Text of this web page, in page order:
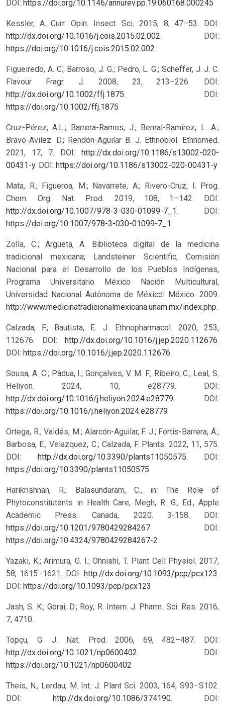
DOI: https://doi.org/10.1146/annurev.pp.19.060168.000245
Kessler, A. Curr. Opin. Insect. Sci. 2015, 8, 47–53. DOI:
http://dx.doi.org/10.1016/j.cois.2015.02.002. DOI:
https://doi.org/10.1016/j.cois.2015.02.002
Figueiredo, A. C.; Barroso, J. G.; Pedro, L. G.; Scheffer, J. J. C.
Flavour Fragr. J. 2008, 23, 213–226. DOI:
http://dx.doi.org/10.1002/ffj.1875. DOI:
https://doi.org/10.1002/ffj.1875
Cruz-Pérez, A.L.; Barrera-Ramos, J.; Bernal-Ramírez, L. A.;
Bravo-Avilez. D.; Rendón-Aguilar B. J. Ethnobiol. Ethnomed.
2021, 17, 7. DOI: http://dx.doi.org/10.1186/s13002-020-
00431-y. DOI: https://doi.org/10.1186/s13002-020-00431-y
Mata, R.; Figueroa, M.; Navarrete, A.; Rivero-Cruz, I. Prog.
Chem. Org. Nat. Prod. 2019, 108, 1–142. DOI:
http://dx.doi.org/10.1007/978-3-030-01099-7_1. DOI:
https://doi.org/10.1007/978-3-030-01099-7_1
Zolla, C.; Argueta, A. Biblioteca digital de la medicina
tradicional mexicana; Landsteiner Scientific, Comisión
Nacional para el Desarrollo de los Pueblos Indígenas,
Programa Universitario México Nación Multicultural,
Universidad Nacional Autónoma de México: México. 2009.
http://www.medicinatradicionalmexicana.unam.mx/index.php.
Calzada, F.; Bautista, E. J. Ethnopharmacol. 2020, 253,
112676. DOI: http://dx.doi.org/10.1016/j.jep.2020.112676.
DOI: https://doi.org/10.1016/j.jep.2020.112676
Sousa, A. C.; Pádua, I.; Gonçalves, V. M. F.; Ribeiro, C.; Leal, S.
Heliyon. 2024, 10, e28779. DOI:
http://dx.doi.org/10.1016/j.heliyon.2024.e28779. DOI:
https://doi.org/10.1016/j.heliyon.2024.e28779
Ortega, R.; Valdés, M.; Alarcón-Aguilar, F. J.; Fortis-Barrera, Á.;
Barbosa, E.; Velazquez, C.; Calzada, F. Plants. 2022, 11, 575.
DOI: http://dx.doi.org/10.3390/plants11050575. DOI:
https://doi.org/10.3390/plants11050575
Harikrishnan, R.; Balasundaram, C., in: The Role of
Phytoconstitutents in Health Care, Megh, R. G., Ed., Apple
Academic Press: Canada, 2020. 3-158. DOI:
https://doi.org/10.1201/9780429284267. DOI:
https://doi.org/10.4324/9780429284267-2
Yazaki, K.; Arimura, G. I.; Ohnishi, T. Plant Cell Physiol. 2017,
58, 1615–1621. DOI: http://dx.doi.org/10.1093/pcp/pcx123.
DOI: https://doi.org/10.1093/pcp/pcx123
Jash, S. K.; Gorai, D.; Roy, R. Intern. J. Pharm. Sci. Res. 2016,
7, 4710.
Topçu, G. J. Nat. Prod. 2006, 69, 482–487. DOI:
http://dx.doi.org/10.1021/np0600402. DOI:
https://doi.org/10.1021/np0600402
Theis, N.; Lerdau, M. Int. J. Plant Sci. 2003, 164, S93–S102.
DOI: http://dx.doi.org/10.1086/374190. DOI: